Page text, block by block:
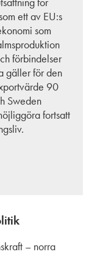
ett av EU:s
som
förbindelser
gäller för den
90
Sweden
fortsatt
– norra